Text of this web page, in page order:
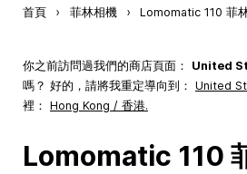
首頁 › 菲林相機 › Lomomatic 110 菲
你之前訪問過我們的商店頁面： United
嗎？ 好的，請將我重定導向到： United
裡： Hong Kong / 香港.
Lomomatic 110